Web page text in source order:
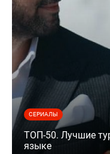
СЕРИАЛЫ
ТОП-50. Лучшие
языке